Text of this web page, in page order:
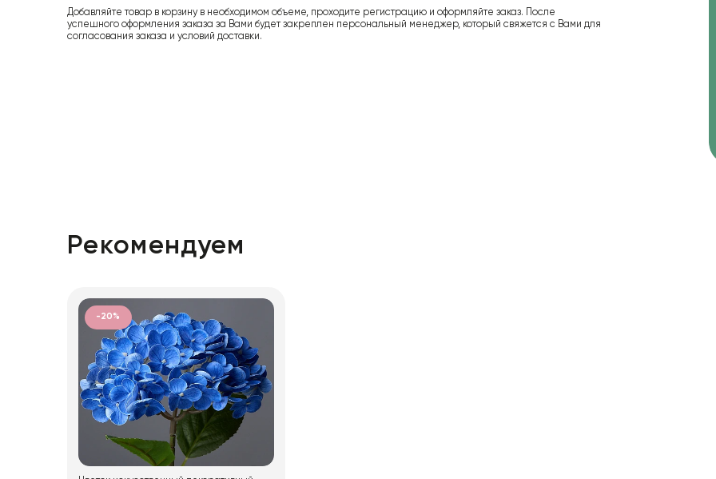
Добавляйте товар в корзину в необходимом объеме, проходите регистрацию и оформляйте заказ. После
успешного оформления заказа за Вами будет закреплен персональный менеджер, который свяжется с Вами для
согласования заказа и условий доставки.
Рекомендуем
-20%